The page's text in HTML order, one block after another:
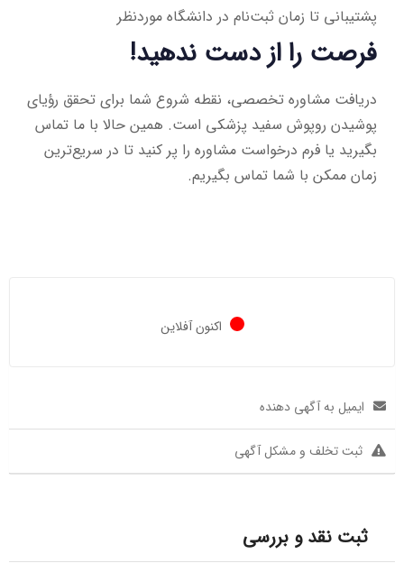
پشتیبانی تا زمان ثبت‌نام در دانشگاه موردنظر
فرصت را از دست ندهید!
دریافت مشاوره تخصصی، نقطه شروع شما برای تحقق رؤیای
پوشیدن روپوش سفید پزشکی است. همین حالا با ما تماس
بگیرید یا فرم درخواست مشاوره را پر کنید تا در سریع‌ترین
زمان ممکن با شما تماس بگیریم.
اکنون آفلاین
ایمیل به آگهی دهنده
ثبت تخلف و مشکل آگهی
ثبت نقد و بررسی